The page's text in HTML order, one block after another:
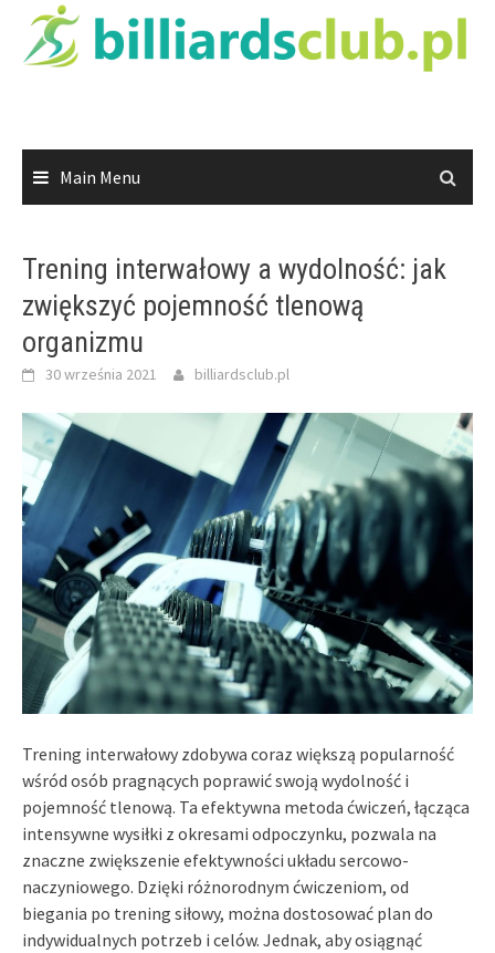
content
Main Menu
Trening interwałowy a wydolność: jak
zwiększyć pojemność tlenową
organizmu
30 września 2021 billiardsclub.pl
Trening interwałowy zdobywa coraz większą popularność
wśród osób pragnących poprawić swoją wydolność i
pojemność tlenową. Ta efektywna metoda ćwiczeń, łącząca
intensywne wysiłki z okresami odpoczynku, pozwala na
znaczne zwiększenie efektywności układu sercowo-
naczyniowego. Dzięki różnorodnym ćwiczeniom, od
biegania po trening siłowy, można dostosować plan do
indywidualnych potrzeb i celów. Jednak, aby osiągnąć